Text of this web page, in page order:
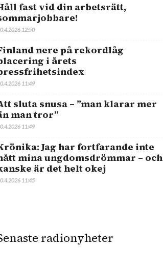
fast vid din arbetsrätt,
12:50
nere på rekordlåg
i årets
11:49
sluta snusa – ”man klarar mer
man tror”
11:49
Jag har fortfarande inte
mina ungdomsdrömmar – och
är det helt okej
11:45
radionyheter